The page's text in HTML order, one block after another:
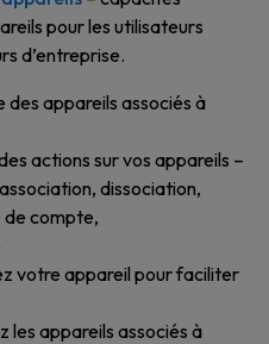
pour les utilisateurs
d’entreprise.
appareils associés à
actions sur vos appareils –
dissociation,
compte,
votre appareil pour faciliter
appareils associés à